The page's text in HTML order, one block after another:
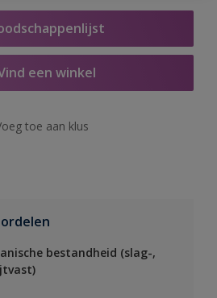
een winkel
toe aan klus
bestandheid (slag-,